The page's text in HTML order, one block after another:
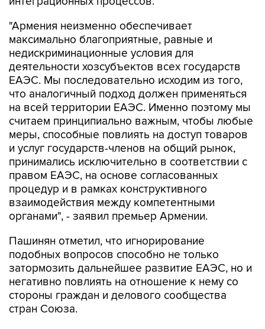
недискриминационные условия для
деятельности хозсубъектов всех государств
ЕАЭС. Мы последовательно исходим из того,
что аналогичный подход должен применяться
на всей территории ЕАЭС. Именно поэтому мы
считаем принципиально важным, чтобы любые
меры, способные повлиять на доступ товаров
и услуг государств-членов на общий рынок,
принимались исключительно в соответствии с
правом ЕАЭС, на основе согласованных
процедур и в рамках конструктивного
взаимодействия между компетентными
органами", - заявил премьер Армении.
Пашинян отметил, что игнорирование
затормозить дальнейшее развитие ЕАЭС, но и
негативно повлиять на отношение к нему со
стороны граждан и делового сообщества
стран Союза.
"В конечном итоге подобные проблемы